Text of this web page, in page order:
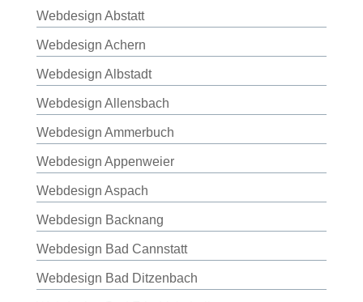
Webdesign Abstatt
Webdesign Achern
Webdesign Albstadt
Webdesign Allensbach
Webdesign Ammerbuch
Webdesign Appenweier
Webdesign Aspach
Webdesign Backnang
Webdesign Bad Cannstatt
Webdesign Bad Ditzenbach